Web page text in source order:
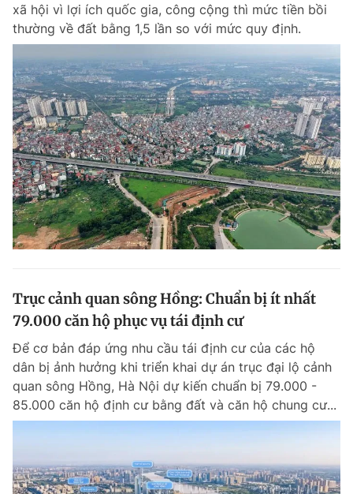
xã hội vì lợi ích quốc gia, công cộng thì mức tiền bồi
thường về đất bằng 1,5 lần so với mức quy định.
Trục cảnh quan sông Hồng: Chuẩn bị ít nhất
79.000 căn hộ phục vụ tái định cư
Để cơ bản đáp ứng nhu cầu tái định cư của các hộ
dân bị ảnh hưởng khi triển khai dự án trục đại lộ cảnh
quan sông Hồng, Hà Nội dự kiến chuẩn bị 79.000 -
85.000 căn hộ định cư bằng đất và căn hộ chung cư...